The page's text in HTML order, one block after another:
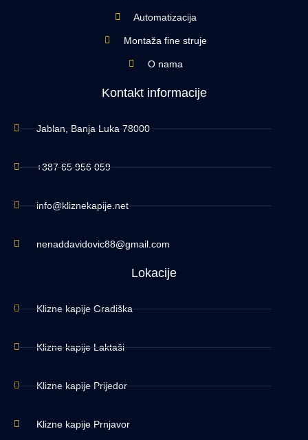
Automatizacija
Montaža fine struje
O nama
Kontakt informacije
Jablan, Banja Luka 78000
+387 65 956 059
info@kliznekapije.net
nenaddavidovic88@gmail.com
Lokacije
Klizne kapije Gradiška
Klizne kapije Laktaši
Klizne kapije Prijedor
Klizne kapije Prnjavor